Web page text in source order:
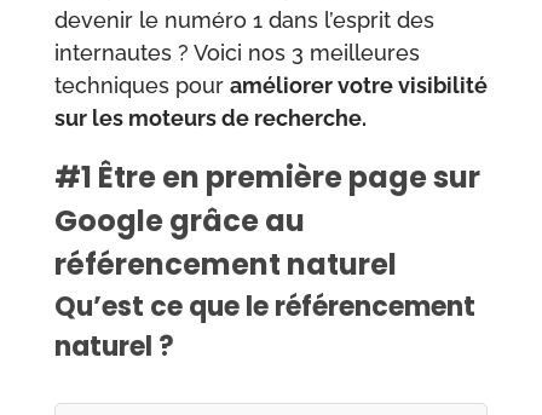
devenir le numéro 1 dans l’esprit des
internautes ? Voici nos 3 meilleures
techniques pour améliorer votre visibilité
sur les moteurs de recherche.
#1 Être en première page sur
Google grâce au
référencement naturel
Qu’est ce que le référencement
naturel ?